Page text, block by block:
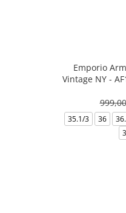
Emporio
Vintage NY -
35.1/3 36